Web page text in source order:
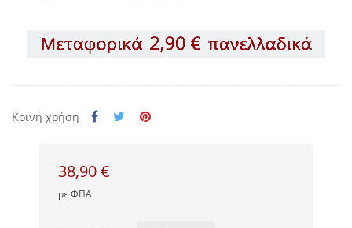
Κοινή χρήση
38,90 €
με ΦΠΑ